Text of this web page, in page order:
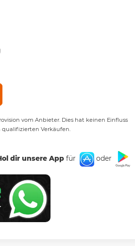
vom Anbieter. Dies hat keinen Einfluss
qualifizierten Verkäufen.
dir unsere App für oder